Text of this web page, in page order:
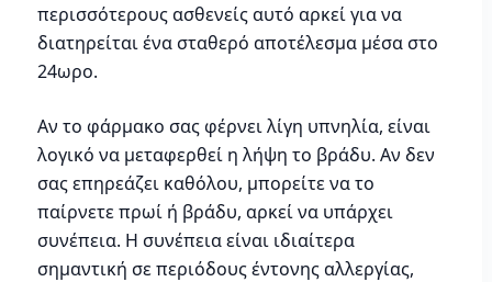
περισσότερους ασθενείς αυτό αρκεί για να
διατηρείται ένα σταθερό αποτέλεσμα μέσα στο
24ωρο.
Αν το φάρμακο σας φέρνει λίγη υπνηλία, είναι
λογικό να μεταφερθεί η λήψη το βράδυ. Αν δεν
σας επηρεάζει καθόλου, μπορείτε να το
παίρνετε πρωί ή βράδυ, αρκεί να υπάρχει
συνέπεια. Η συνέπεια είναι ιδιαίτερα
σημαντική σε περιόδους έντονης αλλεργίας,